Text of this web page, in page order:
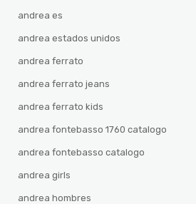
andrea es
andrea estados unidos
andrea ferrato
andrea ferrato jeans
andrea ferrato kids
andrea fontebasso 1760 catalogo
andrea fontebasso catalogo
andrea girls
andrea hombres